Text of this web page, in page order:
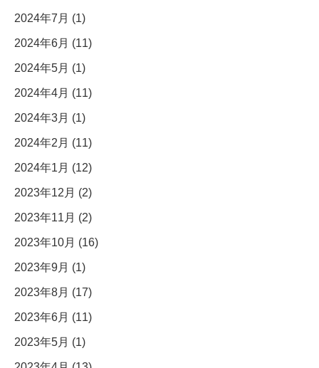
2024年7月 (1)
2024年6月 (11)
2024年5月 (1)
2024年4月 (11)
2024年3月 (1)
2024年2月 (11)
2024年1月 (12)
2023年12月 (2)
2023年11月 (2)
2023年10月 (16)
2023年9月 (1)
2023年8月 (17)
2023年6月 (11)
2023年5月 (1)